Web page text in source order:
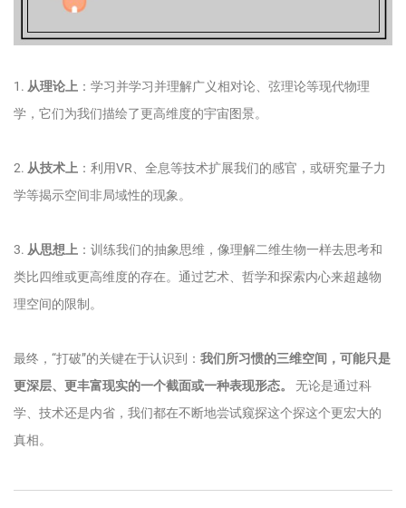
1. 从理论上 ：学习并学习并理解广义相对论、弦理论等现代物理
学，它们为我们描绘了更高维度的宇宙图景。
2. 从技术上 ：利用VR、全息等技术扩展我们的感官，或研究量子力
学等揭示空间非局域性的现象。
3. 从思想上 ：训练我们的抽象思维，像理解二维生物一样去思考和
类比四维或更高维度的存在。通过艺术、哲学和探索内心来超越物
理空间的限制。
最终，“打破”的关键在于认识到： 我们所习惯的三维空间，可能只是
更深层、更丰富现实的一个截面或一种表现形态。
无论是通过科
学、技术还是内省，我们都在不断地尝试窥探这个探这个更宏大的
真相。